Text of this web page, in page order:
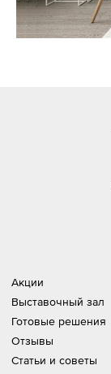
Акции
Выставочный зал
Готовые решения
Отзывы
Статьи и советы